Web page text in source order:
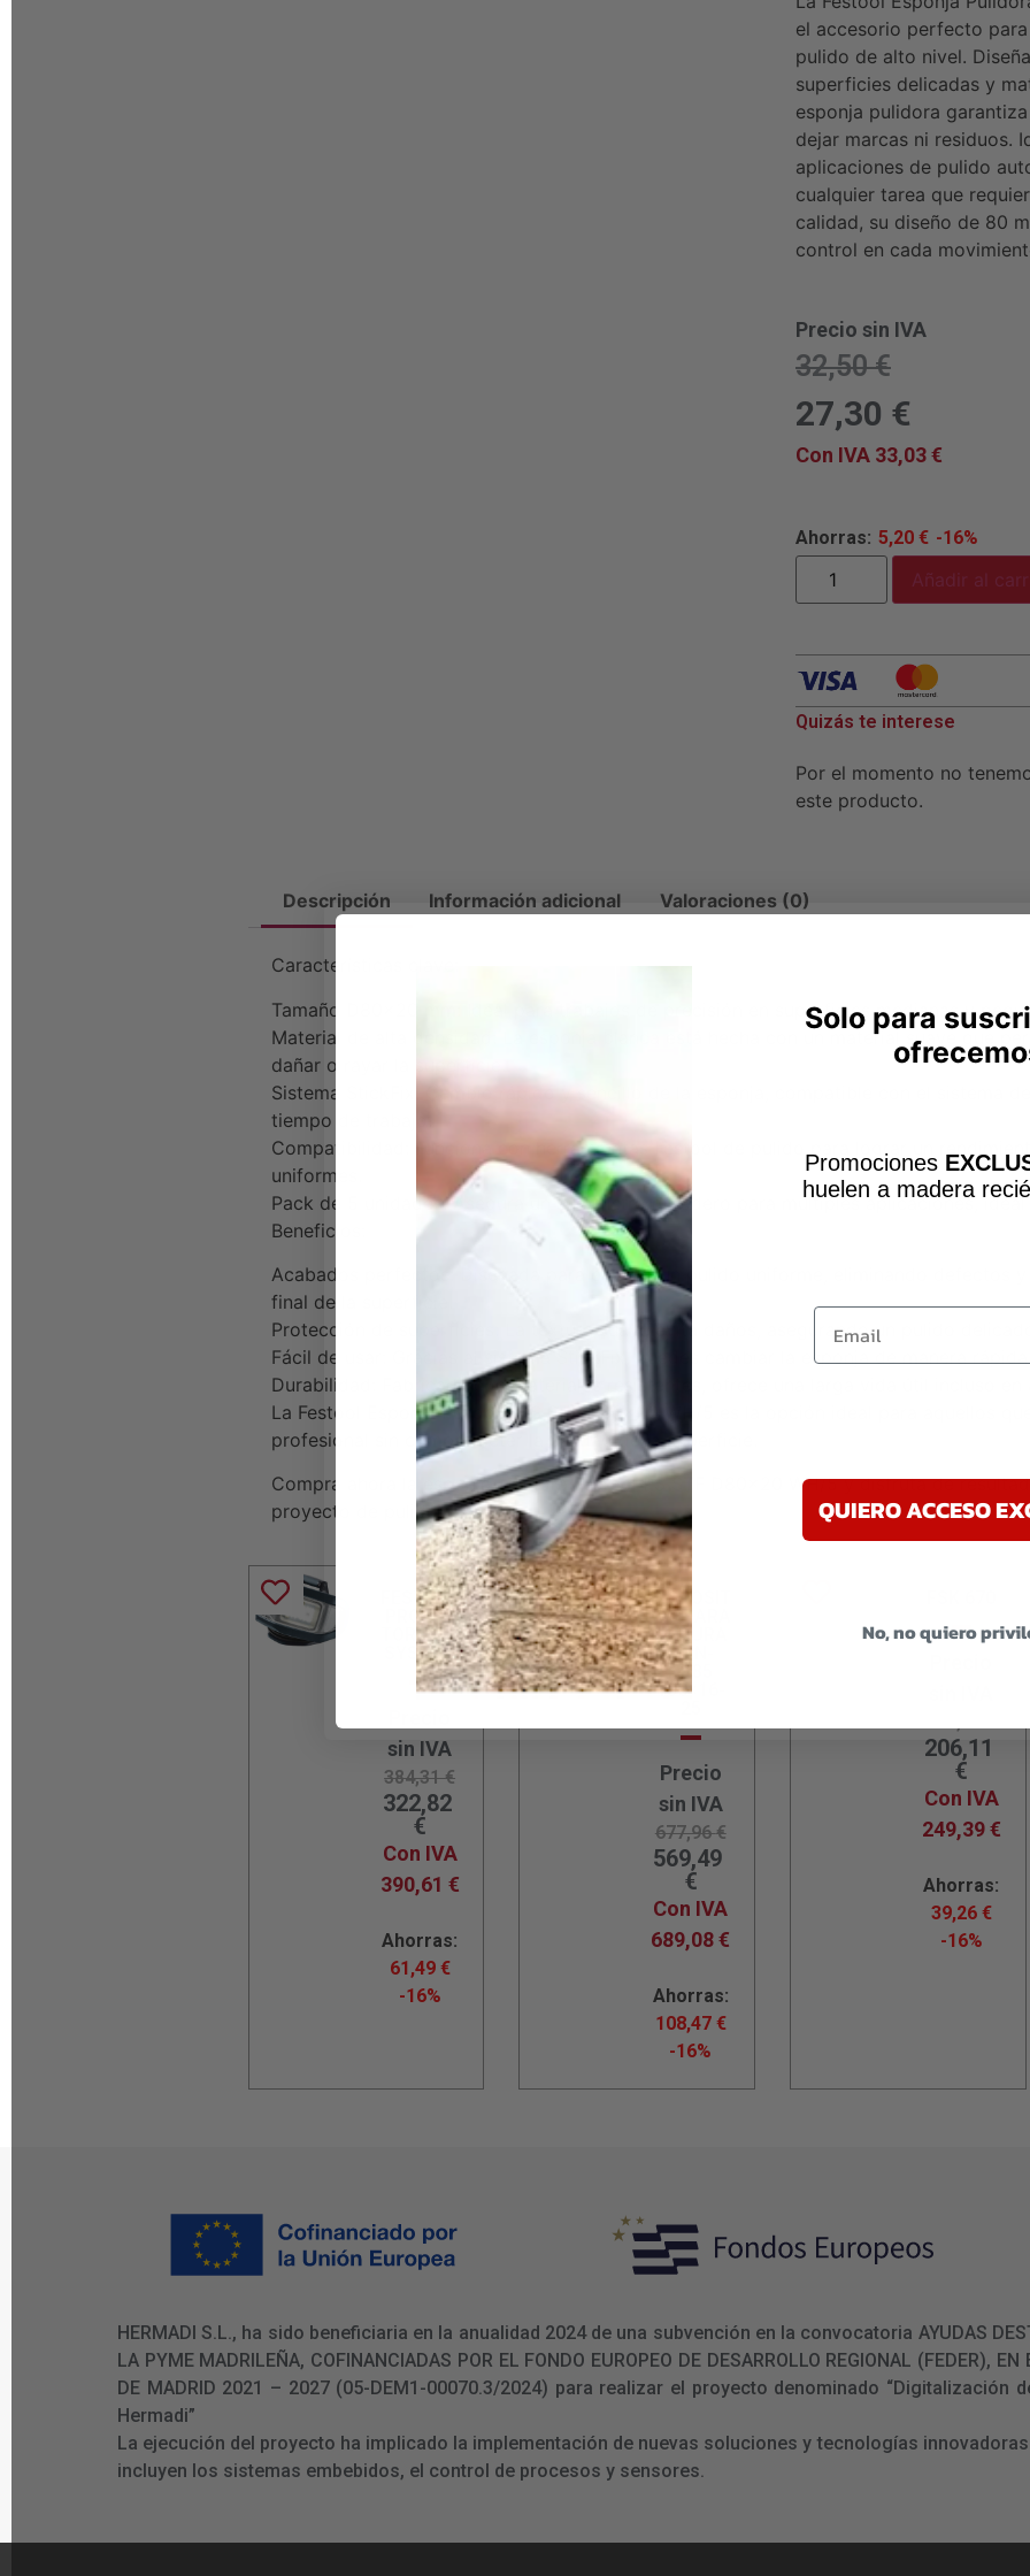
el accesorio perfecto
pulido de alto nivel.
superficies delicadas y
esponja pulidora
dejar marcas ni residuos.
aplicaciones de pulido
cualquier tarea que
calidad, su diseño de 80
control en cada
Precio sin IVA
32,50€
27,30 €
Con IVA 33,03€
Ahorras: 5,20 € -16%
Añadir al
Quizás te interese
Por el momento no
este producto.
Descripción Información adicional Valoraciones (0)
Características clave:
Tamaño D80x20 mm: Ideal para trabajos de precisión en superficies medianas y
Material de alta densidad: La esponja blanca está hecha con un material suave que
dañar o rayar la superficie.
Sistema StickFix: Cambio rápido y sencillo de la esponja, compatible con el sistema
tiempo de trabajo.
Compatibilidad: Funciona con herramientas Festool de pulido para lograr un
uniformes.
Pack de 5 unidades: Asegura un suministro duradero para múltiples aplicaciones,
Beneficios:
Acabados perfectos: Diseñada para ofrecer un pulido uniforme, eliminando defectos
final de la superficie.
Protección de superficies: La textura suave evita daños, asegurando un pulido
Fácil de usar: Gracias al sistema StickFix, puedes cambiar la esponja de manera
Durabilidad: Fabricada con materiales resistentes, ofrece una larga vida útil incluso en
La Festool Esponja Pulidora PS STF D80x20 WH/5 es la opción ideal para aquellos
profesional sin comprometer la calidad de la superficie.
Compra ahora la esponja pulidora Festool PS STF D80x20 WH/5 y disfruta de
proyecto de pulido.
FESTOOL
PROYEC
TOR DUO
SYSLITE
sin IVA
384,31€
322,82
€
Con IVA
390,61 €
Ahorras:
61,49 €
-16%
DISPOSIT
IVO PARA
RANURA
S VN-
HK85
130×16-
Precio
sin IVA
677,96€
569,49
€
Con IVA
689,08€
Ahorras:
108,47 €
-16%
206,11
€
Con IVA
249,39€
Ahorras:
39,26 €
-16%
HERMADI S.L., ha sido beneficiaria en la anualidad 2024 de una subvención en la convocatoria AYUDAS
LA PYME MADRILEÑA, COFINANCIADAS POR EL FONDO EUROPEO DE DESARROLLO REGIONAL (FEDER),
DE MADRID 2021 – 2027 (05-DEM1-00070.3/2024) para realizar el proyecto denominado
Hermadi”
La ejecución del proyecto ha implicado la implementación de nuevas soluciones y tecnologías
incluyen los sistemas embebidos, el control de procesos y sensores.
Solo para
Promociones
huelen a madera
Email
QUIERO ACCESO
No, no quiero